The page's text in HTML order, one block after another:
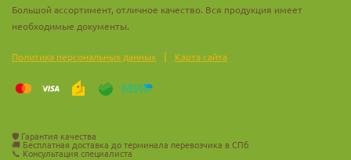
Большой ассортимент, отличное качество. Вся продукция имеет
необходимые документы.
Политика персональных данных | Карта сайта
🛡️ Гарантия качества
🚚 Бесплатная доставка до терминала перевозчика в СПб
📞 Консультация специалиста